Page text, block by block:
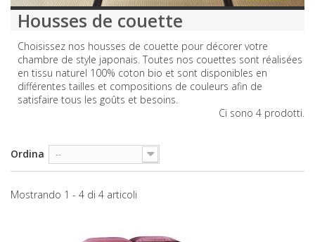
Housses de couette
Choisissez nos housses de couette pour décorer votre
chambre de style japonais. Toutes nos couettes sont réalisées
en tissu naturel 100% coton bio et sont disponibles en
différentes tailles et compositions de couleurs afin de
satisfaire tous les goûts et besoins.
Ci sono 4 prodotti.
Ordina --
Mostrando 1 - 4 di 4 articoli